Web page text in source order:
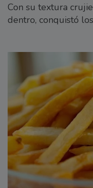
Con su textura
dentro, conquistó